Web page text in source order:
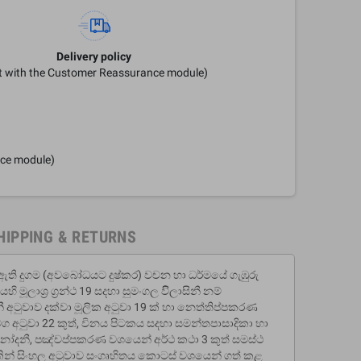
Delivery policy
with the Customer Reassurance module)
module)
& RETURNS
දුගම (අවබෝධයට දුෂ්කර) වචන හා ධර්මයේ ගැඹුරු
මූලාශ‍්‍ර ග‍්‍රන්ථ 19 සදහා සුමංගල විිලාසිනී නම්
දක්වා මූලික අටුවා 19 ක් හා නෙත්තිප්පකරණ
22 කුත්, විනය පිටකය සදහා සමන්තපාසාදිකා හා
පඤ්චප්පකරණ වශයෙන් අර්ථ කථා 3 කුත් සමස්ථ
සිංහල අටුවාව සංගෘහිතය කොටස් වශයෙන් ගත් කළ